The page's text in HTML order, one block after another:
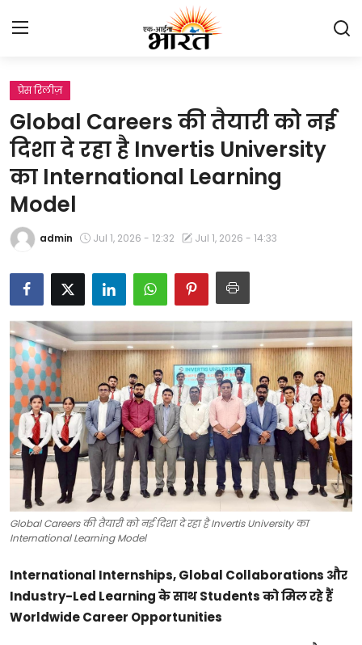
Home
प्रेस रिलीज़
देश
राजस्थान
Contact
मनोरंजन
टेक्नोलॉजी
खेल
फैशन
संपादकीय
बिज़नेस
प्रेस रिलीज़
Global Careers की तैयारी को नई
दिशा दे रहा है Invertis University
का International Learning
Model
admin Jul 1, 2026 - 12:32 Jul 1, 2026 - 14:33
Global Careers की तैयारी को नई दिशा दे रहा है Invertis University का
International Learning Model
International Internships, Global Collaborations और
Industry-Led LearningकेसाथStudentsकोमिलरहेहैं
Worldwide Career Opportunities